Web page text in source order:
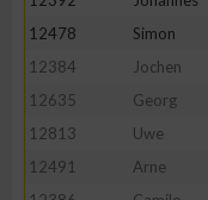
12478
Simon
12384
Jochen
12635
Georg
12813
Uwe
12491
Arne